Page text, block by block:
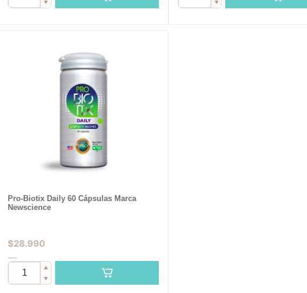
▼ ▼
Pro-Biotix Daily 60 Cápsulas Marca
Newscience
$28.990
▲
▼